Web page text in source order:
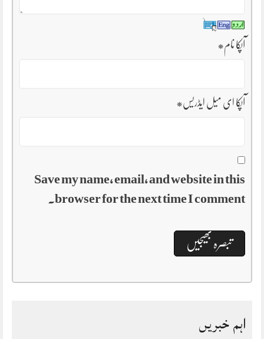
آپکا نام*
آپکا ای میل ایڈریس*
Save my name, email, and website in this
browser for the next time I comment.
اہم خبریں